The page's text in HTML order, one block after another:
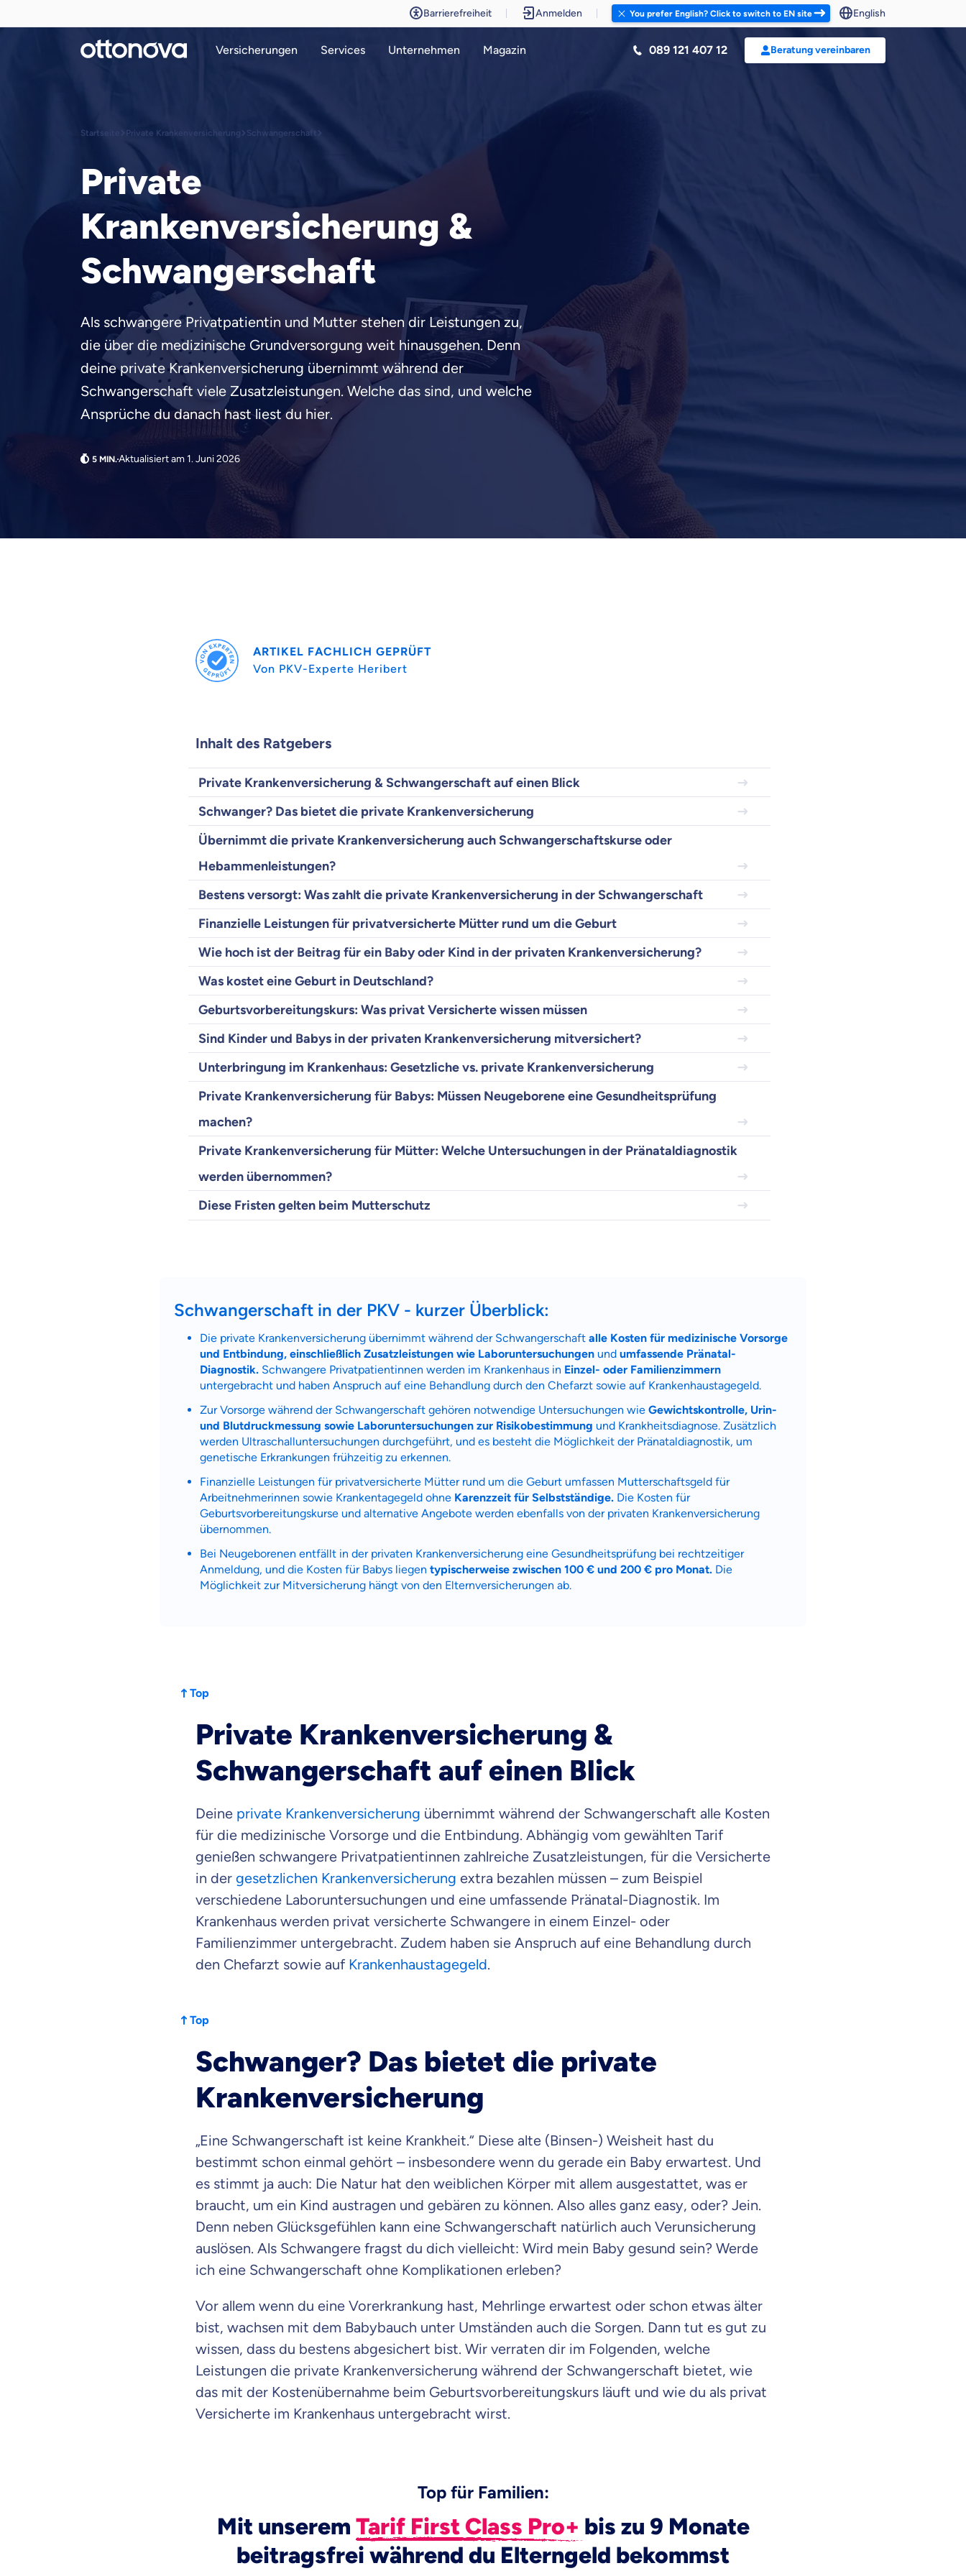
Barrierefreiheit Anmelden You prefer English? Click to switch to EN site English
Versicherungen Services Unternehmen Magazin 089 121 407 12 Beratung vereinbaren
Startseite Private Krankenversicherung Schwangerschaft
Private
Krankenversicherung &
Schwangerschaft
Als schwangere Privatpatientin und Mutter stehen dir Leistungen zu,
die über die medizinische Grundversorgung weit hinausgehen. Denn
deine private Krankenversicherung übernimmt während der
Schwangerschaft viele Zusatzleistungen. Welche das sind, und welche
Ansprüche du danach hast liest du hier.
Aktualisiert am 1. Juni 2026
ARTIKEL FACHLICH GEPRÜFT
Von PKV-Experte Heribert
Inhalt des Ratgebers
Private Krankenversicherung & Schwangerschaft auf einen Blick
Schwanger? Das bietet die private Krankenversicherung
Übernimmt die private Krankenversicherung auch Schwangerschaftskurse oder
Hebammenleistungen?
Bestens versorgt: Was zahlt die private Krankenversicherung in der Schwangerschaft
Finanzielle Leistungen für privatversicherte Mütter rund um die Geburt
Wie hoch ist der Beitrag für ein Baby oder Kind in der privaten Krankenversicherung?
Was kostet eine Geburt in Deutschland?
Geburtsvorbereitungskurs: Was privat Versicherte wissen müssen
Sind Kinder und Babys in der privaten Krankenversicherung mitversichert?
Unterbringung im Krankenhaus: Gesetzliche vs. private Krankenversicherung
Private Krankenversicherung für Babys: Müssen Neugeborene eine Gesundheitsprüfung
machen?
Private Krankenversicherung für Mütter: Welche Untersuchungen in der Pränataldiagnostik
werden übernommen?
Diese Fristen gelten beim Mutterschutz
Schwangerschaft in der PKV - kurzer Überblick:
Die private Krankenversicherung übernimmt während der Schwangerschaft alle Kosten für medizinische Vorsorge
und Entbindung, einschließlich Zusatzleistungen wie Laboruntersuchungen und umfassende Pränatal-
Diagnostik. Schwangere Privatpatientinnen werden im Krankenhaus in Einzel- oder Familienzimmern
untergebracht und haben Anspruch auf eine Behandlung durch den Chefarzt sowie auf Krankenhaustagegeld.
Zur Vorsorge während der Schwangerschaft gehören notwendige Untersuchungen wie Gewichtskontrolle, Urin-
und Blutdruckmessung sowie Laboruntersuchungen zur Risikobestimmung und Krankheitsdiagnose. Zusätzlich
werden Ultraschalluntersuchungen durchgeführt, und es besteht die Möglichkeit der Pränataldiagnostik, um
genetische Erkrankungen frühzeitig zu erkennen.
Finanzielle Leistungen für privatversicherte Mütter rund um die Geburt umfassen Mutterschaftsgeld für
Arbeitnehmerinnen sowie Krankentagegeld ohne Karenzzeit für Selbstständige. Die Kosten für
Geburtsvorbereitungskurse und alternative Angebote werden ebenfalls von der privaten Krankenversicherung
übernommen.
Bei Neugeborenen entfällt in der privaten Krankenversicherung eine Gesundheitsprüfung bei rechtzeitiger
Anmeldung, und die Kosten für Babys liegen typischerweise zwischen 100 € und 200 € pro Monat. Die
Möglichkeit zur Mitversicherung hängt von den Elternversicherungen ab.
Top
Private Krankenversicherung &
Schwangerschaft auf einen Blick
Deine private Krankenversicherung übernimmt während der Schwangerschaft alle Kosten
für die medizinische Vorsorge und die Entbindung. Abhängig vom gewählten Tarif
genießen schwangere Privatpatientinnen zahlreiche Zusatzleistungen, für die Versicherte
in der gesetzlichen Krankenversicherung extra bezahlen müssen – zum Beispiel
verschiedene Laboruntersuchungen und eine umfassende Pränatal-Diagnostik. Im
Krankenhaus werden privat versicherte Schwangere in einem Einzel- oder
Familienzimmer untergebracht. Zudem haben sie Anspruch auf eine Behandlung durch
den Chefarzt sowie auf Krankenhaustagegeld.
Top
Schwanger? Das bietet die private
Krankenversicherung
„Eine Schwangerschaft ist keine Krankheit.“ Diese alte (Binsen-) Weisheit hast du
bestimmt schon einmal gehört – insbesondere wenn du gerade ein Baby erwartest. Und
es stimmt ja auch: Die Natur hat den weiblichen Körper mit allem ausgestattet, was er
braucht, um ein Kind austragen und gebären zu können. Also alles ganz easy, oder? Jein.
Denn neben Glücksgefühlen kann eine Schwangerschaft natürlich auch Verunsicherung
auslösen. Als Schwangere fragst du dich vielleicht: Wird mein Baby gesund sein? Werde
ich eine Schwangerschaft ohne Komplikationen erleben?
Vor allem wenn du eine Vorerkrankung hast, Mehrlinge erwartest oder schon etwas älter
bist, wachsen mit dem Babybauch unter Umständen auch die Sorgen. Dann tut es gut zu
wissen, dass du bestens abgesichert bist. Wir verraten dir im Folgenden, welche
Leistungen die private Krankenversicherung während der Schwangerschaft bietet, wie
das mit der Kostenübernahme beim Geburtsvorbereitungskurs läuft und wie du als privat
Versicherte im Krankenhaus untergebracht wirst.
Top für Familien:
Mit unserem Tarif First Class Pro+ bis zu 9 Monate
beitragsfrei während du Elterngeld bekommst
dich gut beraten fühlst.
Objektive und faire Beratung
Wir möchten, dass du dich aus Überzeugung für uns entscheidest.
Vergleich mit anderen Tarifen am Markt
Wir helfen dir dabei Unterschiede in Versicherungen zu verstehen
Wozu dürfen wir dich beraten?
Versicherungsprodukt wählen
Zahnzusatz
Versicherung
Krankenhaus
Mit dem Abschicken meiner Daten erkläre ich meine Einwilligung zur
Kontaktaufnahme durch ottonova.
Weiter zu deinen Informationen